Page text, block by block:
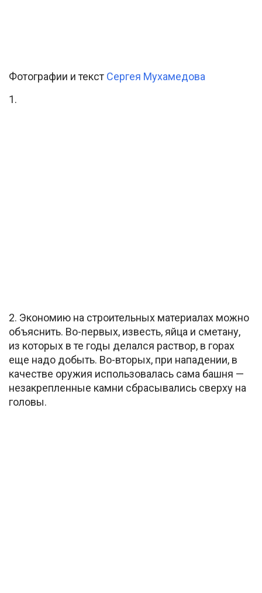
Фотографии и текст Сергея Мухамедова
1.
2. Экономию на строительных материалах можно
объяснить. Во-первых, известь, яйца и сметану,
из которых в те годы делался раствор, в горах
еще надо добыть. Во-вторых, при нападении, в
качестве оружия использовалась сама башня —
незакрепленные камни сбрасывались сверху на
головы.